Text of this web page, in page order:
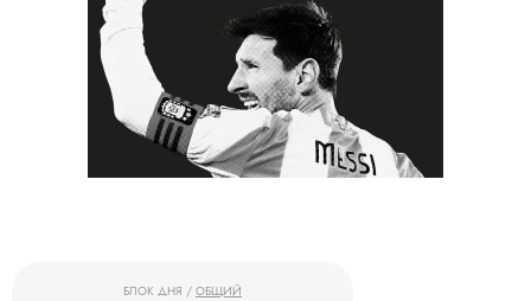
БЛОК ДНЯ / ОБЩИЙ